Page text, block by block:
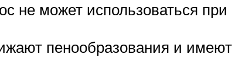
не может использоваться при
пенообразования и имеют